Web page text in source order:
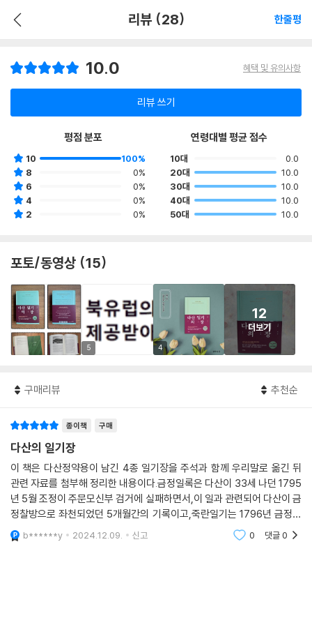
리뷰 (28) 한줄평
10.0 혜택 및 유의사항
리뷰 쓰기
평점 분포
10
100%
8
0%
6
0%
4
0%
2
0%
연령대별 평균 점수
10대
0.0
20대
10.0
30대
10.0
40대
10.0
50대
10.0
포토/동영상 (15)
5 4
12
더보기
구매리뷰 추천순
종이책 구매
다산의 일기장
이 책은 다산정약용이 남긴 4종 일기장을 주석과 함께 우리말로 옮긴 뒤
관련 자료를 첨부해 정리한 내용이다.금정일록은 다산이 33세 나던 1795
년 5월 조정이 주문모신부 검거에 실패하면서,이 일과 관련되어 다산이 금
정찰방으로 좌천되었던 5개월간의 기록이고,죽란일기는 1796년 금정에
서 상경한 뒤 실직 상태에 있던 명례방 시절의 일기다.규영일기는 같은 해
11월 규영부 교서관으
b******y 2024.12.09. 신고 0 댓글0